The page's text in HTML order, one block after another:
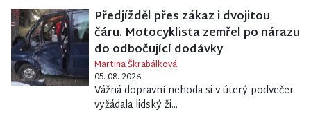
Předjížděl přes zákaz i dvojitou
čáru. Motocyklista zemřel po nárazu
do odbočující dodávky
Martina Škrabálková
05. 08. 2026
Vážná dopravní nehoda si v úterý podvečer
vyžádala lidský ži...